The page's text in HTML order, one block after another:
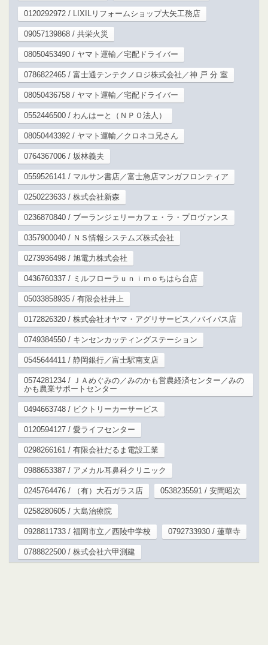
0120292972 / LIXILリフォームショップ大矢工務店
09057139868 / 共栄火災
08050453490 / ヤマト運輸／宅配ドライバー
0786822465 / 富士通テンテクノロジ株式会社／神 戸 分 室
08050436758 / ヤマト運輸／宅配ドライバー
0552446500 / わんはーと（ＮＰＯ法人）
08050443392 / ヤマト運輸／クロネコ兄さん
0764367006 / 坂林義夫
0559526141 / マルサン書店／富士急店マンガフロンティア
0250223633 / 株式会社新森
0236870840 / ブーランジェリーカフェ・ラ・プロヴァンス
0357900040 / ＮＳ情報システムズ株式会社
0273936498 / 旭電力株式会社
0436760337 / ミルフローラｕｎｉｍｏちはら台店
05033858935 / 有限会社井上
0172826320 / 株式会社オヤマ・アグリサービス／バイパス店
0749384550 / キンセンカッティングステーション
0545644411 / 静岡銀行／富士駅南支店
0574281234 / ＪＡめぐみの／みのかも営農経済センター／みの
かも農業サポートセンター
0494663748 / ビクトリーカーサービス
0120594127 / 愛ライフセンター
0298266161 / 有限会社だるま電設工業
0988653387 / アメカル耳鼻科クリニック
0245764476 / （有）大石ガラス店 0538235591 / 安間昭次
0258280605 / 大島治療院
0928811733 / 福岡市立／西陵中学校 0792733930 / 蓮華寺
0788822500 / 株式会社六甲測建